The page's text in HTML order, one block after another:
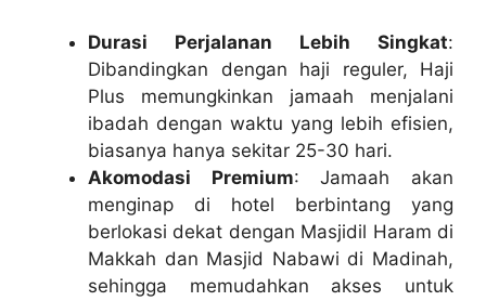
Durasi Perjalanan Lebih Singkat:
Dibandingkan dengan haji reguler, Haji
Plus memungkinkan jamaah menjalani
ibadah dengan waktu yang lebih efisien,
biasanya hanya sekitar 25-30 hari.
Akomodasi Premium: Jamaah akan
menginap di hotel berbintang yang
berlokasi dekat dengan Masjidil Haram di
Makkah dan Masjid Nabawi di Madinah,
sehingga memudahkan akses untuk